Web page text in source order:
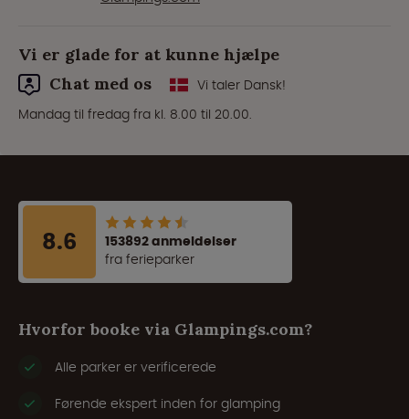
Vi er glade for at kunne hjælpe
Chat med os
Vi taler Dansk!
Mandag til fredag fra kl. 8.00 til 20.00.
8.6
153892 anmeldelser
fra ferieparker
Hvorfor booke via Glampings.com?
Alle parker er verificerede
Førende ekspert inden for glamping